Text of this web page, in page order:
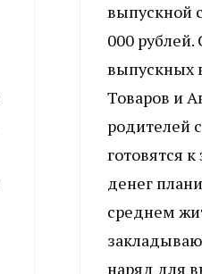
выпускной
000 рублей.
выпускных
Товаров и
родителей
готовятся
денег
среднем
наряд для